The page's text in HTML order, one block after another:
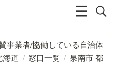
事業者/協働している自治体
海道 / 窓口一覧 / 泉南市 都